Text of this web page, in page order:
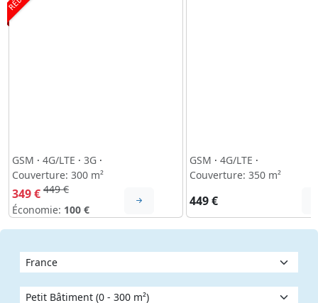
GSM · 4G/LTE · 3G ·
Couverture: 300 m²
349 € 449 €
Économie: 100 €
GSM · 4G/LTE ·
Couverture: 350 m²
449 €